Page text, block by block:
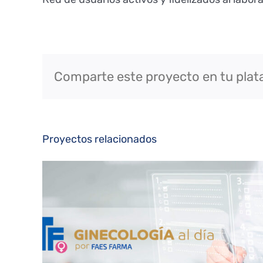
Comparte este proyecto en tu
Proyectos relacionados